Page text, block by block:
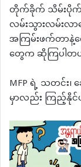
တိုက်ခိုက် သိမ်းပို
လမ်းသွားလမ်းလာ
အကြမ်းဖက်တာ
တွေက ဆိုကြပါတ
MFP ရဲ့ သတင်း
မှာလည်း ကြည့်နို